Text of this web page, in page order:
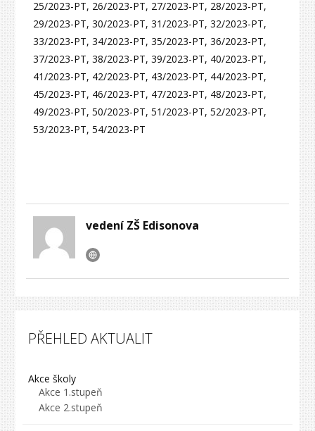
25/2023-PT, 26/2023-PT, 27/2023-PT, 28/2023-PT,
29/2023-PT, 30/2023-PT, 31/2023-PT, 32/2023-PT,
33/2023-PT, 34/2023-PT, 35/2023-PT, 36/2023-PT,
37/2023-PT, 38/2023-PT, 39/2023-PT, 40/2023-PT,
41/2023-PT, 42/2023-PT, 43/2023-PT, 44/2023-PT,
45/2023-PT, 46/2023-PT, 47/2023-PT, 48/2023-PT,
49/2023-PT, 50/2023-PT, 51/2023-PT, 52/2023-PT,
53/2023-PT, 54/2023-PT
vedení ZŠ Edisonova
PŘEHLED AKTUALIT
Akce školy
Akce 1.stupeň
Akce 2.stupeň